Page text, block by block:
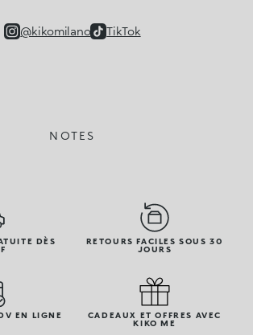
@kikomilano TikTok
NOTES
DÈS
RETOURS FACILES SOUS 30
JOURS
EN LIGNE
CADEAUX ET OFFRES AVEC
KIKO ME